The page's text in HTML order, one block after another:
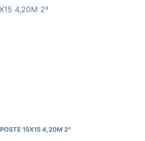
POSTE 15X15 4,20M 2º